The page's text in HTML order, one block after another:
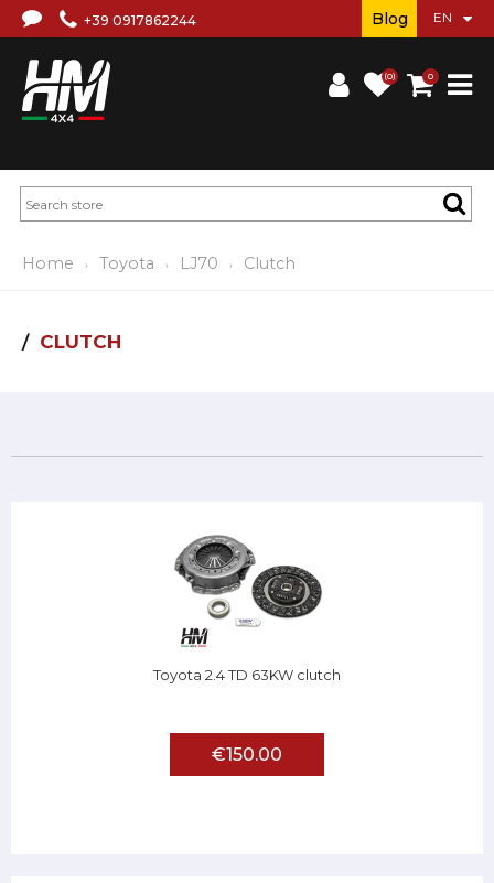
+39 0917862244
(0) 0
Blog
Home Toyota LJ70 Clutch
CLUTCH
Toyota 2.4 TD 63KW clutch
€150.00